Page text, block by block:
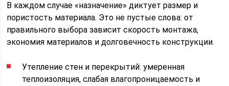
В каждом случае «назначение» диктует размер и
пористость материала. Это не пустые слова: от
правильного выбора зависит скорость монтажа,
экономия материалов и долговечность конструкции.
Утепление стен и перекрытий: умеренная
теплоизоляция, слабая влагопроницаемость и